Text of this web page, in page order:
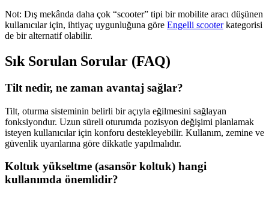
Not: Dış mekânda daha çok “scooter” tipi bir mobilite aracı düşünen
kullanıcılar için, ihtiyaç uygunluğuna göre Engelli scooterkategorisi
de bir alternatif olabilir.
Sık Sorulan Sorular (FAQ)
Tilt nedir, ne zaman avantaj sağlar?
Tilt, oturma sisteminin belirli bir açıyla eğilmesini sağlayan
fonksiyondur. Uzun süreli oturumda pozisyon değişimi planlamak
isteyen kullanıcılar için konforu destekleyebilir. Kullanım, zemine ve
güvenlik uyarılarına göre dikkatle yapılmalıdır.
Koltuk yükseltme (asansör koltuk) hangi
kullanımda önemlidir?